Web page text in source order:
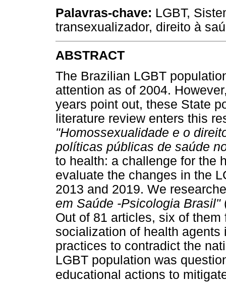
Palavras-chave: LGBT,
transexualizador, direito à
ABSTRACT
The Brazilian LGBT
attention as of 2004.
years point out, these State
literature review enters this
"Homossexualidade e o
políticas públicas de saúde
to health: a challenge for the
evaluate the changes in the
2013 and 2019. We
em Saúde -Psicologia Brasil"
Out of 81 articles, six of
socialization of health
practices to contradict the
LGBT population was
educational actions to